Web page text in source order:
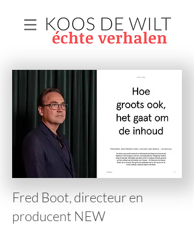
Fred Boot, directeur en
producent NEW